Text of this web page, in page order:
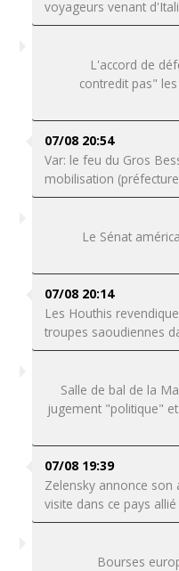
voyageurs venant
L'accord de
contredit pas"
07/08 20:54
Var: le feu du Gros
mobilisation
Le Sénat
07/08 20:14
Les Houthis
troupes saoudiennes
Salle de bal de la
jugement "politique"
07/08 19:39
Zelensky annonce son
visite dans ce pays
Bourses